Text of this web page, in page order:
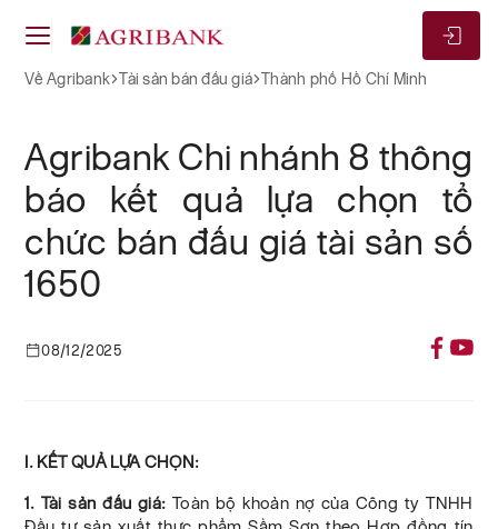
Về Agribank Tài sản bán đấu giá Thành phố Hồ Chí Minh
Agribank Chi nhánh 8 thông
báo kết quả lựa chọn tổ
chức bán đấu giá tài sản số
1650
08/12/2025
I. KẾT QUẢ LỰA CHỌN:
1. Tài sản đấu giá: Toàn bộ khoản nợ của Công ty TNHH